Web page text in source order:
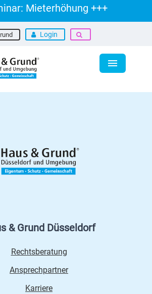
Mieterhöhung +++
Login
& Grund Düsseldorf
Rechtsberatung
Ansprechpartner
Karriere